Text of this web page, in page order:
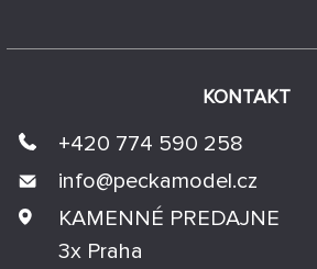
KONTAKT
+420 774 590 258
info@peckamodel.cz
KAMENNÉ PREDAJNE
3x Praha